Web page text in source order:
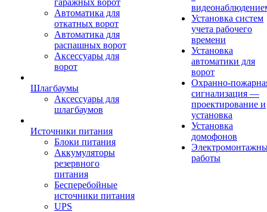
гаражных ворот
Автоматика для
откатных ворот
Автоматика для
распашных ворот
Аксессуары для
ворот
Шлагбаумы
Аксессуары для
шлагбаумов
Источники питания
Блоки питания
Аккумуляторы
резервного
питания
Бесперебойные
источники питания
UPS
Установка систем
учета рабочего
времени
Установка
автоматики для
ворот
Охранно-
сигнализация —
проектирование и
установка
Установка
домофонов
работы